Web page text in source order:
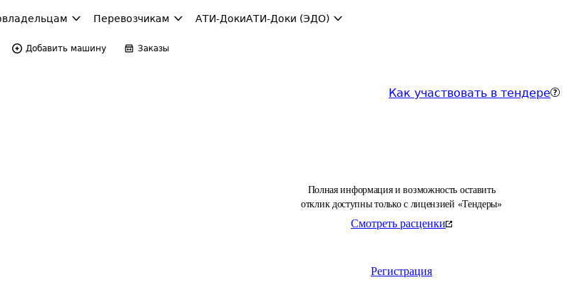
Перевозчикам АТИ-ДокиАТИ-Доки (ЭДО)
Добавить машину Заказы
Как участвовать в тендере
Полная информация и возможность оставить
отклик доступны только с лицензией «Тендеры»
Смотреть расценки
Регистрация